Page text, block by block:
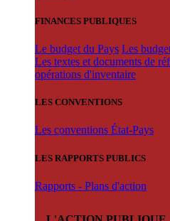
FINANCES PUBLIQUES
Le budget du Pays Les
Les textes et documents de
opérations d'inventaire
LES CONVENTIONS
Les conventions État-Pays
LES RAPPORTS PUBLICS
Rapports - Plans d'action